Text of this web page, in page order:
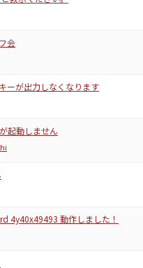
会
ーが出力しなくなります
起動しません
4y40x49493 動作しました！